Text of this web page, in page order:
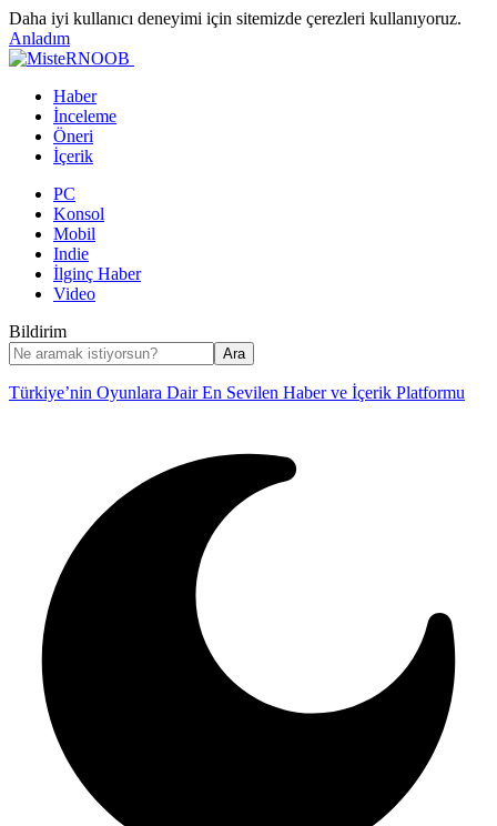
Daha iyi kullanıcı deneyimi için sitemizde çerezleri kullanıyoruz.
Anladım
Haber
İnceleme
Öneri
İçerik
PC
Konsol
Mobil
Indie
İlginç Haber
Video
Bildirim
Türkiye’nin Oyunlara Dair En Sevilen Haber ve İçerik Platformu